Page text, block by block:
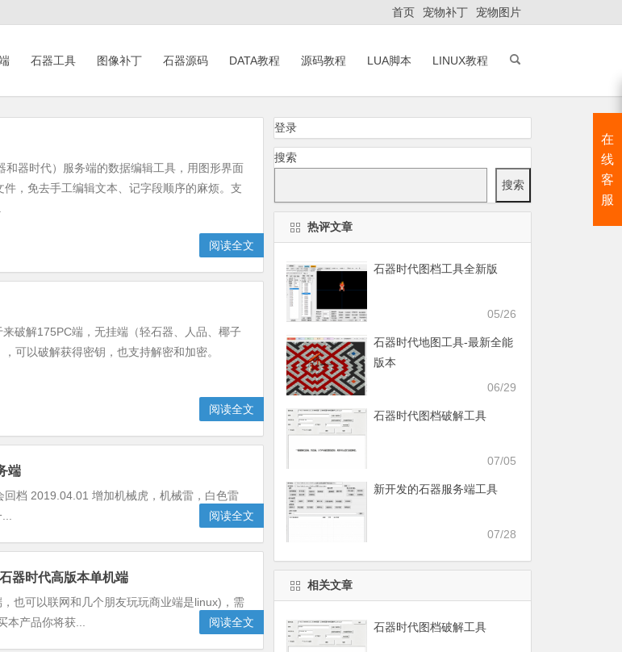
首页 宠物补丁 宠物图片
石器工具 图像补丁 石器源码 DATA教程 源码教程 LUA脚本 LINUX教程
和器时代）服务端的数据编辑工具，用图形界面
，免去手工编辑文本、记字段顺序的麻烦。支
阅读全文
破解175PC端，无挂端（轻石器、人品、椰子
可以破解获得密钥，也支持解密和加密。
阅读全文
端
档 2019.04.01 增加机械虎，机械雷，白色雷
阅读全文
器时代高版本单机端
也可以联网和几个朋友玩玩商业端是linux)，需
产品你将获...
阅读全文
登录
搜索
搜索
热评文章
石器时代图档工具全新版
05/26
石器时代地图工具-最新全能
版本
06/29
石器时代图档破解工具
07/05
新开发的石器服务端工具
07/28
相关文章
石器时代图档破解工具
在
线
客
服